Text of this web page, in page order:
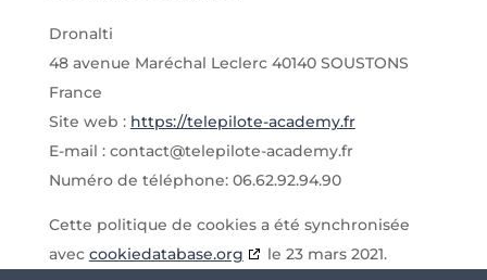
Dronalti
48 avenue Maréchal Leclerc 40140 SOUSTONS
France
Site web : https://telepilote-academy.fr
E-mail : contact@telepilote-academy.fr
Numéro de téléphone: 06.62.92.94.90
Cette politique de cookies a été synchronisée
avec cookiedatabase.org le 23 mars 2021.